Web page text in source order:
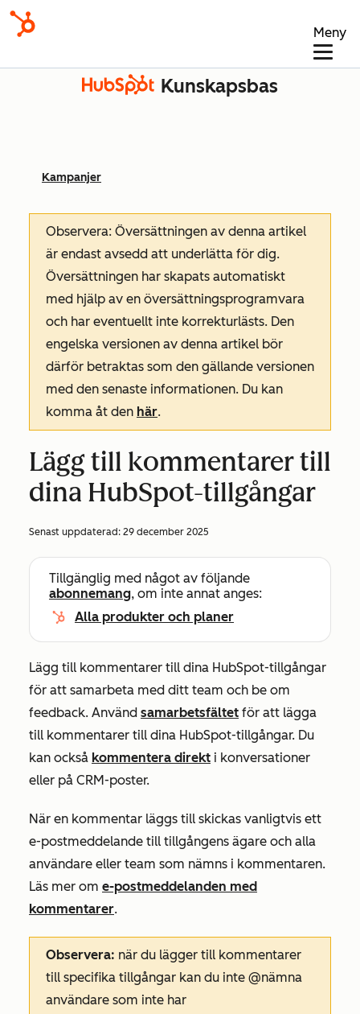
Meny
Kunskapsbas
Kampanjer
Observera: Översättningen av denna artikel
är endast avsedd att underlätta för dig.
Översättningen har skapats automatiskt
med hjälp av en översättningsprogramvara
och har eventuellt inte korrekturlästs. Den
engelska versionen av denna artikel bör
därför betraktas som den gällande versionen
med den senaste informationen. Du kan
komma åt den här.
Lägg till kommentarer till
dina HubSpot-tillgångar
Senast uppdaterad: 29 december 2025
Tillgänglig med något av följande
abonnemang, om inte annat anges:
Alla produkter och planer
Lägg till kommentarer till dina HubSpot-tillgångar
för att samarbeta med ditt team och be om
feedback. Använd samarbetsfältet för att lägga
till kommentarer till dina HubSpot-tillgångar. Du
kan också kommentera direkt i konversationer
eller på CRM-poster.
När en kommentar läggs till skickas vanligtvis ett
e-postmeddelande till tillgångens ägare och alla
användare eller team som nämns i kommentaren.
Läs mer om e-postmeddelanden med
kommentarer.
Observera: när du lägger till kommentarer
till specifika tillgångar kan du inte @nämna
användare som inte har